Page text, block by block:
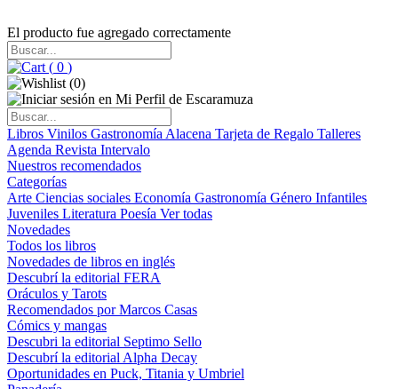
El producto fue agregado correctamente
( 0 )
(0)
Libros Vinilos Gastronomía Alacena Tarjeta de Regalo Talleres
Agenda Revista Intervalo
Nuestros recomendados
Categorías
Arte Ciencias sociales Economía Gastronomía Género Infantiles
Juveniles Literatura Poesía Ver todas
Novedades
Todos los libros
Novedades de libros en inglés
Descubrí la editorial FERA
Oráculos y Tarots
Recomendados por Marcos Casas
Cómics y mangas
Descubri la editorial Septimo Sello
Descubrí la editorial Alpha Decay
Oportunidades en Puck, Titania y Umbriel